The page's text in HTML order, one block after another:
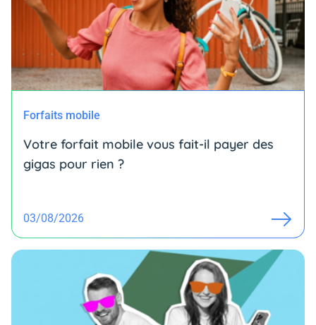
Forfaits mobile
Votre forfait mobile vous fait-il payer des
gigas pour rien ?
03/08/2026